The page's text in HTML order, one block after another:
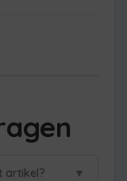
artikel? ▼